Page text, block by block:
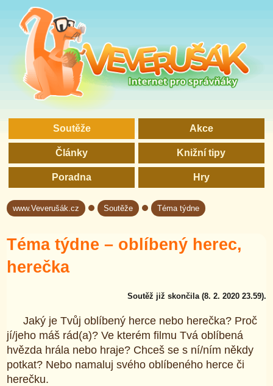
Soutěže Akce
Články Knižní tipy
Poradna Hry
www.Veverušák.cz→ Soutěže→ Téma týdne
Téma týdne – oblíbený herec,
herečka
Soutěž již skončila (8. 2. 2020 23.59).
Jaký je Tvůj oblíbený herce nebo herečka? Proč
jí/jeho máš rád(a)? Ve kterém filmu Tvá oblíbená
hvězda hrála nebo hraje? Chceš se s ní/ním někdy
potkat? Nebo namaluj svého oblíbeného herce či
herečku.